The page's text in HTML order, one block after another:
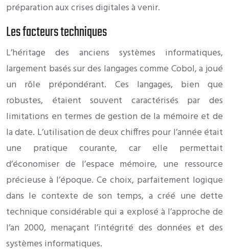
préparation aux crises digitales à venir.
Les facteurs techniques
L’héritage des anciens systèmes informatiques,
largement basés sur des langages comme Cobol, a joué
un rôle prépondérant. Ces langages, bien que
robustes, étaient souvent caractérisés par des
limitations en termes de gestion de la mémoire et de
la date. L’utilisation de deux chiffres pour l’année était
une pratique courante, car elle permettait
d’économiser de l’espace mémoire, une ressource
précieuse à l’époque. Ce choix, parfaitement logique
dans le contexte de son temps, a créé une dette
technique considérable qui a explosé à l’approche de
l’an 2000, menaçant l’intégrité des données et des
systèmes informatiques.